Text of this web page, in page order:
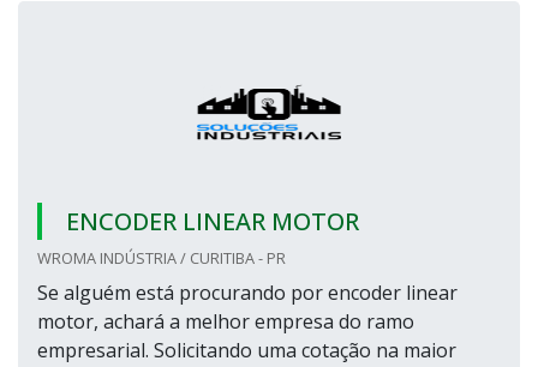
ENCODER LINEAR MOTOR
WROMA INDÚSTRIA / CURITIBA - PR
Se alguém está procurando por encoder linear
motor, achará a melhor empresa do ramo
empresarial. Solicitando uma cotação na maior